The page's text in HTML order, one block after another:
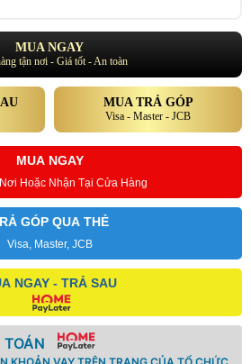
MUA NGAY
tận nơi - Giá tốt - An toàn
MUA TRẢ GÓP
Visa - Master - JCB
MUA NGAY
Hoặc Nhận Tại Cửa Hàng
GÓP QUA THẺ
Visa, Master, JCB
NGAY - TRẢ SAU